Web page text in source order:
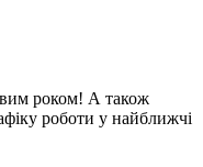
роком! А також
роботи у найближчі